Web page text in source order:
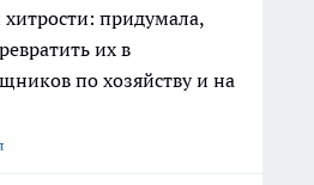
хитрости: придумала,
их в
по хозяйству и на